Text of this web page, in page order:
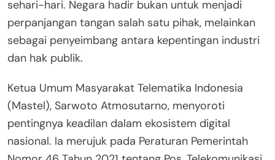
sehari-hari. Negara hadir bukan untuk menjadi
perpanjangan tangan salah satu pihak, melainkan
sebagai penyeimbang antara kepentingan industri
dan hak publik.
Ketua Umum Masyarakat Telematika Indonesia
(Mastel), Sarwoto Atmosutarno, menyoroti
pentingnya keadilan dalam ekosistem digital
nasional. Ia merujuk pada Peraturan Pemerintah